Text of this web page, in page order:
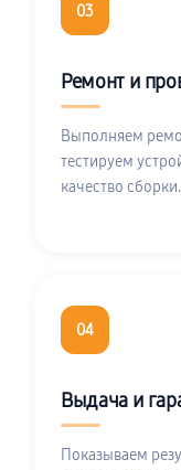
03
Ремонт и
Выполняем
тестируем
качество сборки.
04
Выдача и
Показываем